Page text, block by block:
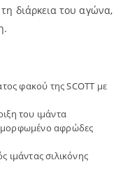
διάρκεια του αγώνα,
φακού της SCOTT με
του ιμάντα
αφρώδες
ιμάντας σιλικόνης